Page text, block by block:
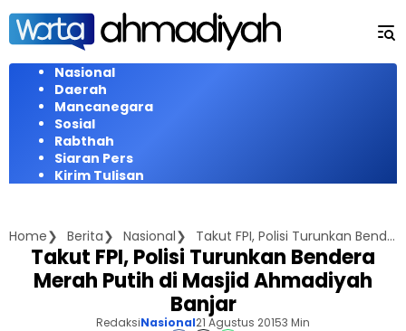
Langsung
konten
Nasional
Daerah
Mancanegara
Sosial
Rabthah
Siaran Pers
Kirim Tulisan
Home Berita Nasional Takut FPI, Polisi Turunkan Bendera Merah Putih di Masjid Ahmadiyah Banjar
Takut FPI, Polisi Turunkan Bendera
Merah Putih di Masjid Ahmadiyah
Banjar
RedaksiNasional21 Agustus 20153 Min